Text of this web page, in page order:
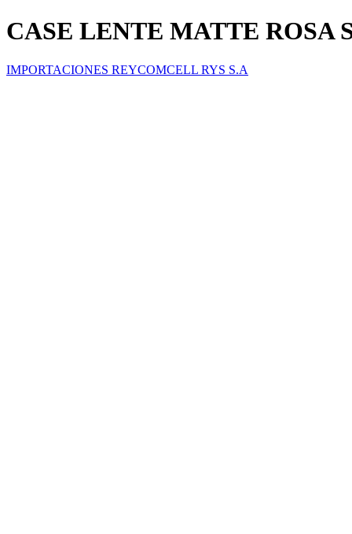
CASE LENTE MATTE ROSA
IMPORTACIONES REYCOMCELL RYS S.A